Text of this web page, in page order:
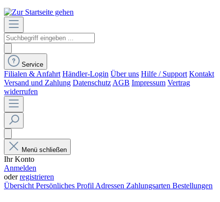
Service
Filialen & Anfahrt Händler-Login Über uns Hilfe / Support Kontakt
Versand und Zahlung Datenschutz AGB Impressum Vertrag
widerrufen
Menü schließen
Ihr Konto
Anmelden
oderregistrieren
Übersicht Persönliches Profil Adressen Zahlungsarten Bestellungen